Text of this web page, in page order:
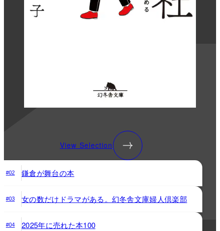
View Selection
#02 鎌倉が舞台の本
#03 女の数だけドラマがある。幻冬舎文庫婦人倶楽部
#04 2025年に売れた本100